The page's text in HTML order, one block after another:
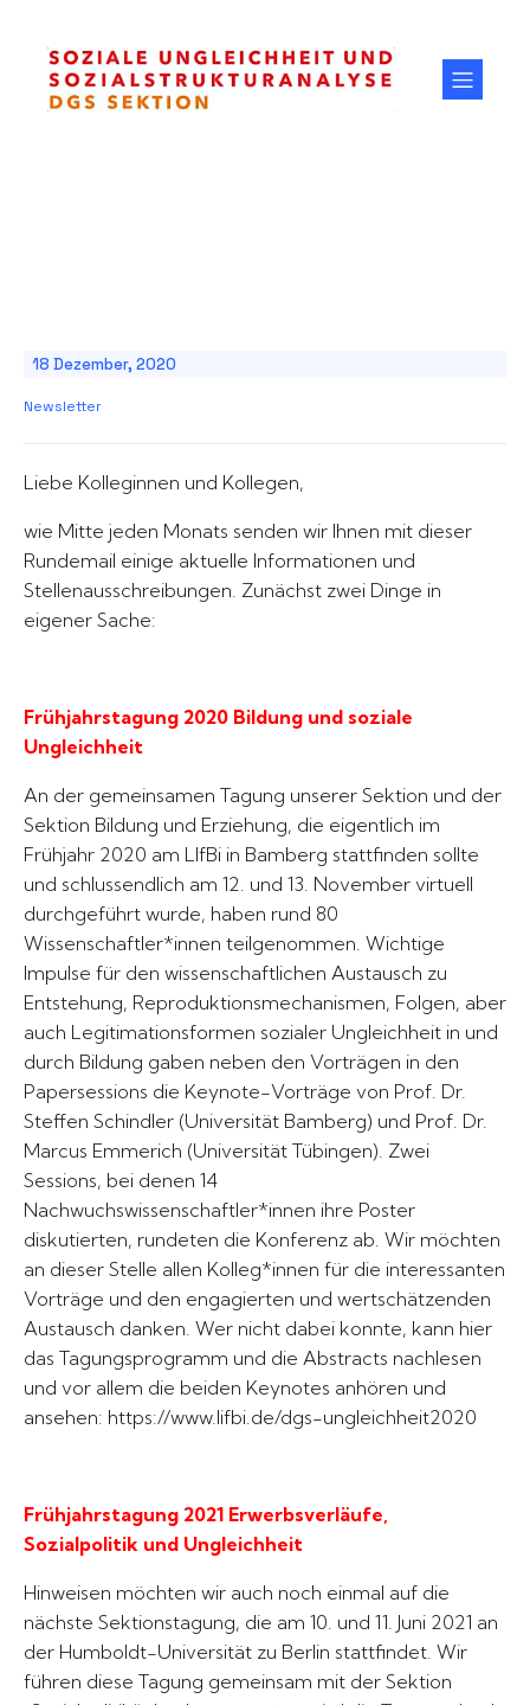
18 Dezember, 2020
Newsletter
Liebe Kolleginnen und Kollegen,
wie Mitte jeden Monats senden wir Ihnen mit dieser
Rundemail einige aktuelle Informationen und
Stellenausschreibungen. Zunächst zwei Dinge in
eigener Sache:
Frühjahrstagung 2020 Bildung und soziale
Ungleichheit
An der gemeinsamen Tagung unserer Sektion und der
Sektion Bildung und Erziehung, die eigentlich im
Frühjahr 2020 am LIfBi in Bamberg stattfinden sollte
und schlussendlich am 12. und 13. November virtuell
durchgeführt wurde, haben rund 80
Wissenschaftler*innen teilgenommen. Wichtige
Impulse für den wissenschaftlichen Austausch zu
Entstehung, Reproduktionsmechanismen, Folgen, aber
auch Legitimationsformen sozialer Ungleichheit in und
durch Bildung gaben neben den Vorträgen in den
Papersessions die Keynote-Vorträge von Prof. Dr.
Steffen Schindler (Universität Bamberg) und Prof. Dr.
Marcus Emmerich (Universität Tübingen). Zwei
Sessions, bei denen 14
Nachwuchswissenschaftler*innen ihre Poster
diskutierten, rundeten die Konferenz ab. Wir möchten
an dieser Stelle allen Kolleg*innen für die interessanten
Vorträge und den engagierten und wertschätzenden
Austausch danken. Wer nicht dabei konnte, kann hier
das Tagungsprogramm und die Abstracts nachlesen
und vor allem die beiden Keynotes anhören und
ansehen: https://www.lifbi.de/dgs-ungleichheit2020
Frühjahrstagung 2021 Erwerbsverläufe,
Sozialpolitik und Ungleichheit
Hinweisen möchten wir auch noch einmal auf die
nächste Sektionstagung, die am 10. und 11. Juni 2021 an
der Humboldt-Universität zu Berlin stattfindet. Wir
führen diese Tagung gemeinsam mit der Sektion